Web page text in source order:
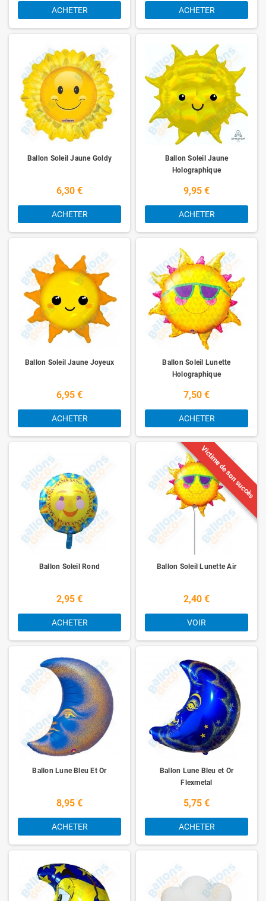
ACHETER ACHETER
Ballon Soleil Jaune Goldy
6,30 €
ACHETER
Ballon Soleil Jaune
Holographique
9,95 €
ACHETER
Ballon Soleil Jaune Joyeux
6,95 €
ACHETER
Ballon Soleil Lunette
Holographique
7,50 €
ACHETER
Ballon Soleil Rond
2,95 €
ACHETER
Victime de son succès
Ballon Soleil Lunette Air
2,40 €
VOIR
Ballon Lune Bleu Et Or
8,95 €
ACHETER
Ballon Lune Bleu et Or
Flexmetal
5,75 €
ACHETER